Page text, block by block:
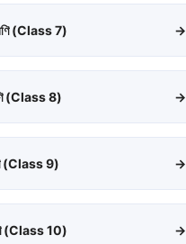
(Class 7) →
(Class 8) →
(Class 9) →
(Class 10) →